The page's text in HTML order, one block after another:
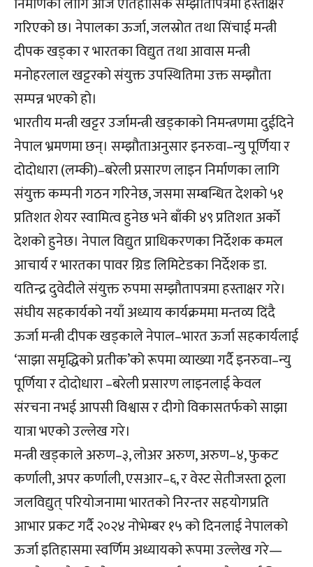
गरिएको छ। नेपालका ऊर्जा, जलस्रोत तथा सिंचाई मन्त्री
दीपक खड्का र भारतका विद्युत तथा आवास मन्त्री
मनोहरलाल खट्टरको संयुक्त उपस्थितिमा उक्त सम्झौता
सम्पन्न भएको हो।
भारतीय मन्त्री खट्टर उर्जामन्त्री खड्काको निमन्त्रणमा दुईदिने
नेपाल भ्रमणमा छन्। सम्झौताअनुसार इनरुवा–न्यु पूर्णिया र
दोदोधारा (लम्की)–बरेली प्रसारण लाइन निर्माणका लागि
संयुक्त कम्पनी गठन गरिनेछ, जसमा सम्बन्धित देशको ५१
प्रतिशत शेयर स्वामित्व हुनेछ भने बाँकी ४९ प्रतिशत अर्को
देशको हुनेछ। नेपाल विद्युत प्राधिकरणका निर्देशक कमल
आचार्य र भारतका पावर ग्रिड लिमिटेडका निर्देशक डा.
यतिन्द्र दुवेदीले संयुक्त रुपमा सम्झौतापत्रमा हस्ताक्षर गरे।
संघीय सहकार्यको नयाँ अध्याय कार्यक्रममा मन्तव्य दिंदै
ऊर्जा मन्त्री दीपक खड्काले नेपाल–भारत ऊर्जा सहकार्यलाई
‘साझा समृद्धिको प्रतीक’को रूपमा व्याख्या गर्दै इनरुवा–न्यु
पूर्णिया र दोदोधारा –बरेली प्रसारण लाइनलाई केवल
संरचना नभई आपसी विश्वास र दीगो विकासतर्फको साझा
यात्रा भएको उल्लेख गरे।
मन्त्री खड्काले अरुण–३, लोअर अरुण, अरुण–४, फुकट
कर्णाली, अपर कर्णाली, एसआर–६, र वेस्ट सेतीजस्ता ठूला
जलविद्युत् परियोजनामा भारतको निरन्तर सहयोगप्रति
आभार प्रकट गर्दै २०२४ नोभेम्बर १५ को दिनलाई नेपालको
ऊर्जा इतिहासमा स्वर्णिम अध्यायको रूपमा उल्लेख गरे—